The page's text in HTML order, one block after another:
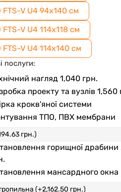
FTS-V U4 94x140 см
FTS-V U4 114x118 см
FTS-V U4 114x140 см
послуги:
нагляд1,040 грн.
проекту та вузлів1,560
крокв'яної системи
ТПО, ПВХ мембрани
горищної драбини
мансардного окна